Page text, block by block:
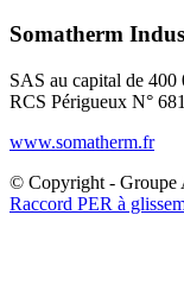
Somatherm
SAS au capital de 400
RCS Périgueux N°
www.somatherm.fr
© Copyright - Groupe
Raccord PER à